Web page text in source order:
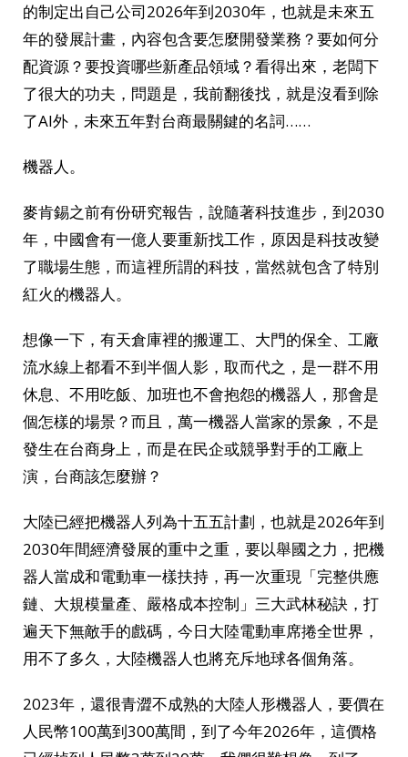
的制定出自己公司2026年到2030年，也就是未來五
年的發展計畫，內容包含要怎麼開發業務？要如何分
配資源？要投資哪些新產品領域？看得出來，老闆下
了很大的功夫，問題是，我前翻後找，就是沒看到除
了AI外，未來五年對台商最關鍵的名詞……
機器人。
麥肯錫之前有份研究報告，說隨著科技進步，到2030
年，中國會有一億人要重新找工作，原因是科技改變
了職場生態，而這裡所謂的科技，當然就包含了特別
紅火的機器人。
想像一下，有天倉庫裡的搬運工、大門的保全、工廠
流水線上都看不到半個人影，取而代之，是一群不用
休息、不用吃飯、加班也不會抱怨的機器人，那會是
個怎樣的場景？而且，萬一機器人當家的景象，不是
發生在台商身上，而是在民企或競爭對手的工廠上
演，台商該怎麼辦？
大陸已經把機器人列為十五五計劃，也就是2026年到
2030年間經濟發展的重中之重，要以舉國之力，把機
器人當成和電動車一樣扶持，再一次重現「完整供應
鏈、大規模量產、嚴格成本控制」三大武林秘訣，打
遍天下無敵手的戲碼，今日大陸電動車席捲全世界，
用不了多久，大陸機器人也將充斥地球各個角落。
2023年，還很青澀不成熟的大陸人形機器人，要價在
人民幣100萬到300萬間，到了今年2026年，這價格